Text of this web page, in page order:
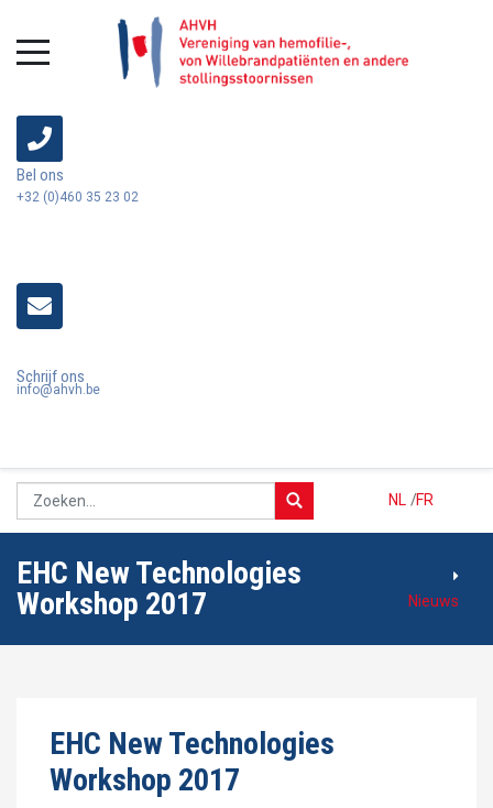
Bel ons
+32 (0)460 35 23 02
Schrijf ons
info@ahvh.be
NL FR
/
EHC New Technologies
Workshop 2017
Nieuws
EHC New Technologies
Workshop 2017